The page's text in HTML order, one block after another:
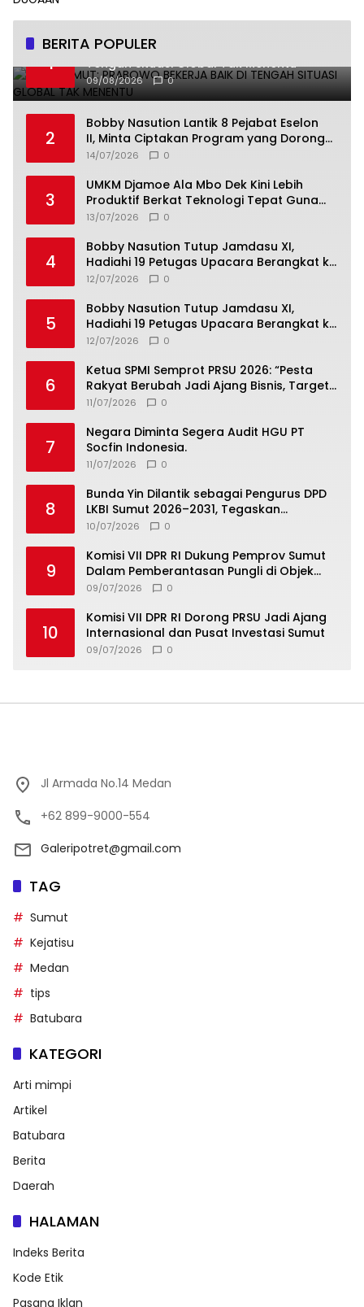
BERITA POPULER
1
PD 14 Sumut: Prabowo Bekerja Baik di
Tengah Situasi Global Tak Menentu
09/08/2026 0
2
Bobby Nasution Lantik 8 Pejabat Eselon
II, Minta Ciptakan Program yang Dorong
Pertumbuhan Ekonomi
14/07/2026 0
3
UMKM Djamoe Ala Mbo Dek Kini Lebih
Produktif Berkat Teknologi Tepat Guna
dari Universitas Dhyana Pura
13/07/2026 0
4
Bobby Nasution Tutup Jamdasu XI,
Hadiahi 19 Petugas Upacara Berangkat ke
Jamnas 2026
12/07/2026 0
5
Bobby Nasution Tutup Jamdasu XI,
Hadiahi 19 Petugas Upacara Berangkat ke
Jamnas 2026
12/07/2026 0
6
Ketua SPMI Semprot PRSU 2026: “Pesta
Rakyat Berubah Jadi Ajang Bisnis, Target
300 Ribu Pengunjung Tinggal Slogan”
11/07/2026 0
7
Negara Diminta Segera Audit HGU PT
Socfin Indonesia.
11/07/2026 0
8
Bunda Yin Dilantik sebagai Pengurus DPD
LKBI Sumut 2026–2031, Tegaskan
Komitmen Perkuat Toleransi dan
10/07/2026 0
9
Komisi VII DPR RI Dukung Pemprov Sumut
Dalam Pemberantasan Pungli di Objek
Wisata
09/07/2026 0
10
Komisi VII DPR RI Dorong PRSU Jadi Ajang
Internasional dan Pusat Investasi Sumut
09/07/2026 0
Jl Armada No.14 Medan
+62 899-9000-554
Galeripotret@gmail.com
TAG
Sumut
Kejatisu
Medan
tips
Batubara
KATEGORI
Arti mimpi
Artikel
Batubara
Berita
Daerah
HALAMAN
Indeks Berita
Kode Etik
Pasang Iklan